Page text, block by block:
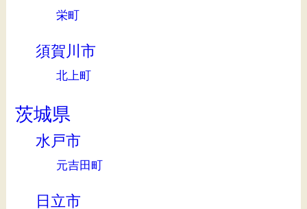
栄町
須賀川市
北上町
茨城県
水戸市
元吉田町
日立市